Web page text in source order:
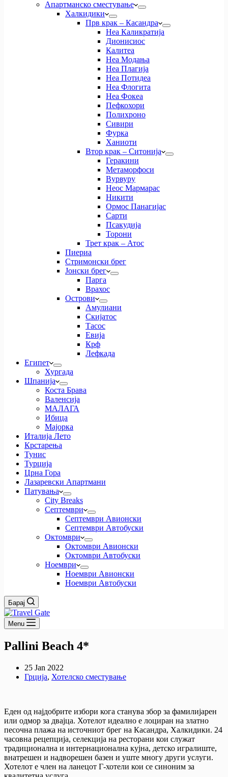
Апартманско сместување
Халкидики
Прв крак – Касандра
Неа Каликратија
Дионисиос
Калитеа
Неа Модања
Неа Плагија
Неа Потидеа
Неа Флогита
Неа Фокеа
Пефкохори
Полихроно
Сивири
Фурка
Ханиоти
Втор крак – Ситонија
Геракини
Метаморфоси
Вурвуру
Неос Мармарас
Никити
Ормос Панагијас
Сарти
Псакудија
Торони
Трет крак – Атос
Пиериа
Стримонски брег
Јонски брег
Парга
Врахос
Острови
Амулиани
Скијатос
Тасос
Евија
Крф
Лефкада
Египет
Хургада
Шпанија
Коста Брава
Валенсија
МАЛАГА
Ибица
Мајорка
Италија Лето
Крстарења
Тунис
Турција
Црна Гора
Лазаревски Апартмани
Патувања
City Breaks
Септември
Септември Авионски
Септември Автобуски
Октомври
Октомври Авионски
Октомври Автобуски
Ноември
Ноември Авионски
Ноември Автобуски
Барај
Menu
Pallini Beach 4*
25 Jan 2022
Грција, Хотелско сместување
Еден од најдобрите избори кога станува збор за фамилијарен
или одмор за двајца. Хотелот идеално е лоциран на златно
песочна плажа на источниот брег на Касандра, Халкидики. 24
часовна рецепција, селекција на ресторани кои служат
традиционална и интернационална кујна, детско игралиште,
внатрешен и надворешен базен и уште многу други услуги.
Хотелот е член на ланецот Г-хотели кои се синоним за